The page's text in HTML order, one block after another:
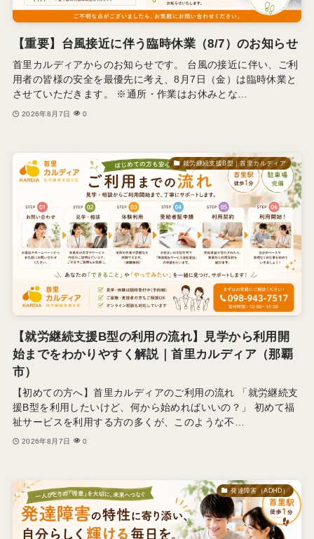
【重要】台風接近に伴う臨時休業（8/7）のお知らせ
首里カルディアからのお知らせです。 台風の接近に伴い、ご利
用者の皆様の安全を最優先に考え、8月7日（金）は臨時休業と
させていただきます。 ※通所・作業はお休みとな…
2026年8月7日 0
就労継続支援B型｜首里カルディア
【就労継続支援B型の利用の流れ】見学から利用開
始までをわかりやすく解説｜首里カルディア（那覇
市）
【初めての方へ】首里カルディアのご利用の流れ 「就労継続支
援B型を利用したいけど、何から始めればいいの？」 初めて福
祉サービスを利用する方の多くが、このような不…
2026年8月7日 0
発達障害（ADHD）